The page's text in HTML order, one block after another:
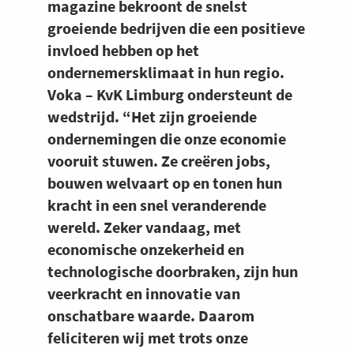
magazine bekroont de snelst
groeiende bedrijven die een positieve
invloed hebben op het
ondernemersklimaat in hun regio.
Voka – KvK Limburg ondersteunt de
wedstrijd. “Het zijn groeiende
ondernemingen die onze economie
vooruit stuwen. Ze creëren jobs,
bouwen welvaart op en tonen hun
kracht in een snel veranderende
wereld. Zeker vandaag, met
economische onzekerheid en
technologische doorbraken, zijn hun
veerkracht en innovatie van
onschatbare waarde. Daarom
feliciteren wij met trots onze